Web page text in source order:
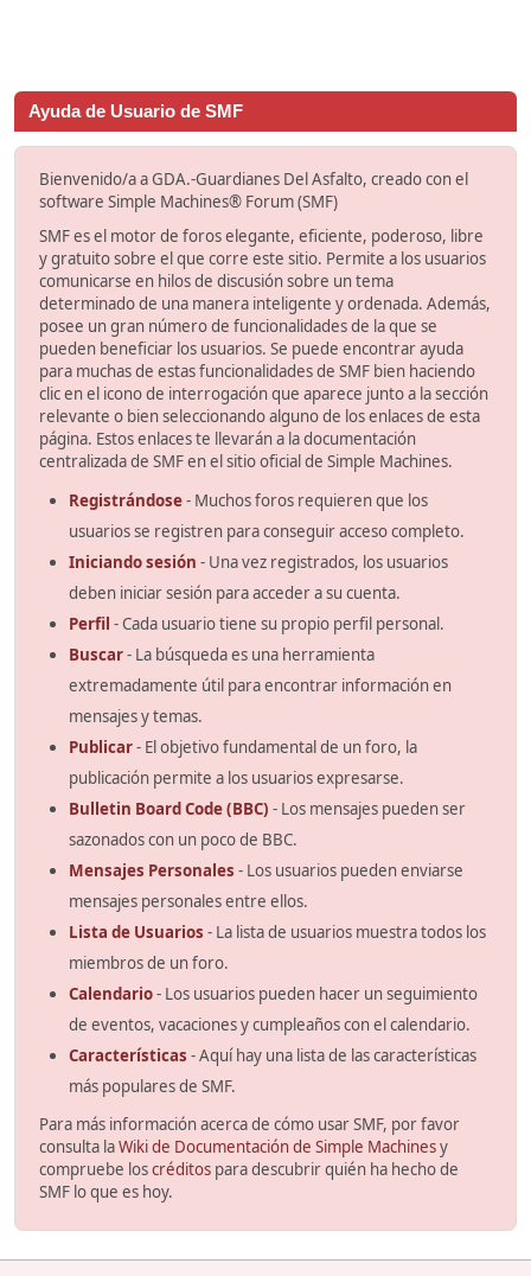
Ayuda de Usuario de SMF
Bienvenido/a a GDA.-Guardianes Del Asfalto, creado con el
software Simple Machines® Forum (SMF)
SMF es el motor de foros elegante, eficiente, poderoso, libre
y gratuito sobre el que corre este sitio. Permite a los usuarios
comunicarse en hilos de discusión sobre un tema
determinado de una manera inteligente y ordenada. Además,
posee un gran número de funcionalidades de la que se
pueden beneficiar los usuarios. Se puede encontrar ayuda
para muchas de estas funcionalidades de SMF bien haciendo
clic en el icono de interrogación que aparece junto a la sección
relevante o bien seleccionando alguno de los enlaces de esta
página. Estos enlaces te llevarán a la documentación
centralizada de SMF en el sitio oficial de Simple Machines.
Registrándose- Muchos foros requieren que los
usuarios se registren para conseguir acceso completo.
Iniciando sesión - Una vez registrados, los usuarios
deben iniciar sesión para acceder a su cuenta.
Perfil - Cada usuario tiene su propio perfil personal.
Buscar- La búsqueda es una herramienta
extremadamente útil para encontrar información en
mensajes y temas.
Publicar- El objetivo fundamental de un foro, la
publicación permite a los usuarios expresarse.
Bulletin Board Code (BBC) - Los mensajes pueden ser
sazonados con un poco de BBC.
Mensajes Personales - Los usuarios pueden enviarse
mensajes personales entre ellos.
Lista de Usuarios - La lista de usuarios muestra todos los
miembros de un foro.
Calendario- Los usuarios pueden hacer un seguimiento
de eventos, vacaciones y cumpleaños con el calendario.
Características - Aquí hay una lista de las características
más populares de SMF.
Para más información acerca de cómo usar SMF, por favor
consulta laWiki de Documentación de Simple Machinesy
compruebe loscréditos para descubrir quién ha hecho de
SMF lo que es hoy.